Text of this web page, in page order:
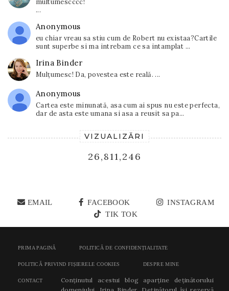
...
Anonymous
eu chiar vreau sa stiu cum de Robert nu existaa?Cartile
sunt superbe si ma intrebam ce sa intamplat ...
Irina Binder
Mulțumesc! Da, povestea este reală. ...
Anonymous
Cartea este minunată, asa cum ai spus nu este perfecta,
dar de asta este umana si asa a reusit sa pa...
VIZUALIZĂRI
26,811,246
EMAIL FACEBOOK
INSTAGRAM
TIK TOK
PRIMA PAGINĂ POLITICĂ DE CONFIDENȚIALITATE
POLITICĂ PRIVIND FIȘIERELE COOKIES DESPRE MINE
CONTACT
Conținutul acestui blog aparține deținătorului